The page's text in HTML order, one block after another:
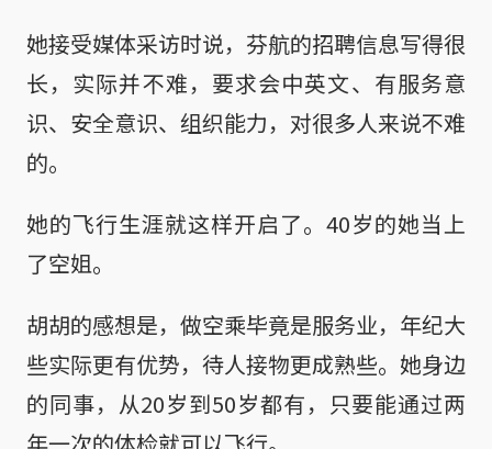
她接受媒体采访时说，芬航的招聘信息写得很
长，实际并不难，要求会中英文、有服务意
识、安全意识、组织能力，对很多人来说不难
的。
她的飞行生涯就这样开启了。40岁的她当上
了空姐。
胡胡的感想是，做空乘毕竟是服务业，年纪大
些实际更有优势，待人接物更成熟些。她身边
的同事，从20岁到50岁都有，只要能通过两